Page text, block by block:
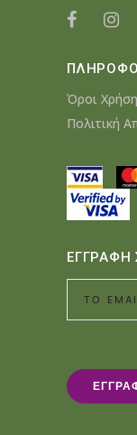
Όροι
Πολιτική
ΕΓΓΡΑΦΗ